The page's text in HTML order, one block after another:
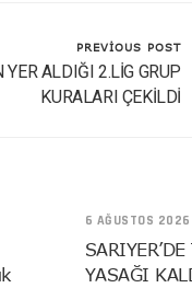
PREVIOUS POST
YER ALDIĞI 2.LİG GRUP
KURALARI ÇEKİLDİ
6 AĞUSTOS 2026
YASAĞI